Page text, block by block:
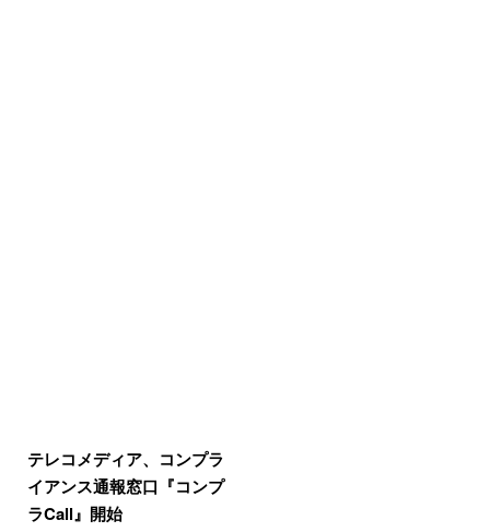
テレコメディア、コンプラ
イアンス通報窓口『コンプ
ラCall』開始